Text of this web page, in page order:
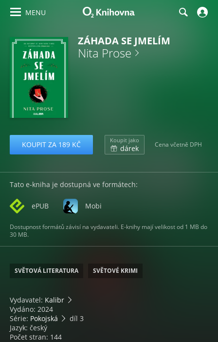
MENU
ZÁHADA SE JMELÍM
Nita Prose
KOUPIT ZA 189 KČ Koupit jako
dárek Cena včetně DPH
Tato e-kniha je dostupná ve formátech:
ePUB Mobi
Dostupnost formátů závisí na vydavateli. E-knihy mají velikost od 1 MB do
30 MB.
SVĚTOVÁ LITERATURA SVĚTOVÉ KRIMI
Vydavatel: Kalibr
Vydáno: 2024
Série: Pokojská
díl 3
Jazyk: český
Počet stran: 144